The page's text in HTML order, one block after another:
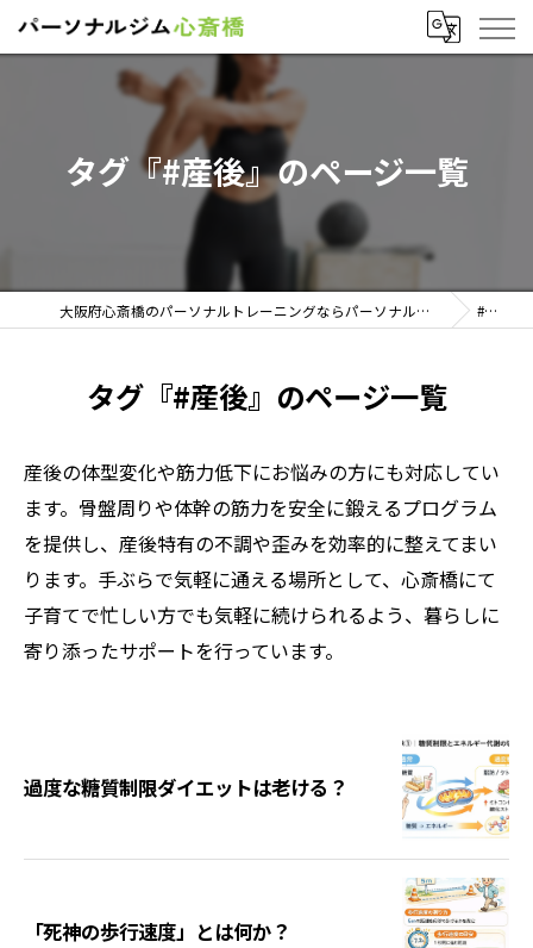
タグ『#産後』のページ一覧
大阪府心斎橋のパーソナルトレーニングならパーソナルジム心斎橋 #産後
タグ『#産後』のページ一覧
産後の体型変化や筋力低下にお悩みの方にも対応してい
ます。骨盤周りや体幹の筋力を安全に鍛えるプログラム
を提供し、産後特有の不調や歪みを効率的に整えてまい
ります。手ぶらで気軽に通える場所として、心斎橋にて
子育てで忙しい方でも気軽に続けられるよう、暮らしに
寄り添ったサポートを行っています。
過度な糖質制限ダイエットは老ける？
「死神の歩行速度」とは何か？